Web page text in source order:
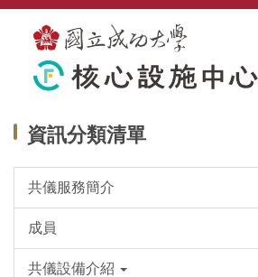
跳
區
資訊分類清單
共儀服務簡介
成員
共儀設備介紹